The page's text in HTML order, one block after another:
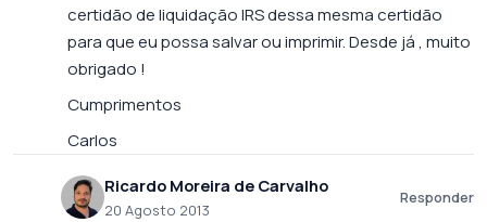
certidão de liquidação IRS dessa mesma certidão
para que eu possa salvar ou imprimir. Desde já , muito
obrigado !
Cumprimentos
Carlos
Ricardo Moreira de Carvalho
20 Agosto 2013
Responder